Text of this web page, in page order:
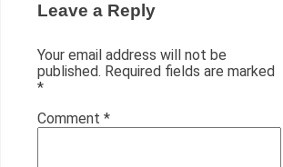
Leave a Reply
Your email address will not be
published. Required fields are marked
*
Comment *